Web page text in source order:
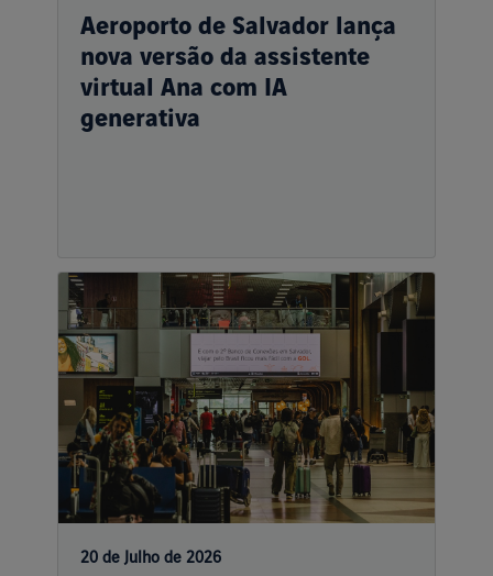
Aeroporto de Salvador lança
nova versão da assistente
virtual Ana com IA
generativa
20 de Julho de 2026